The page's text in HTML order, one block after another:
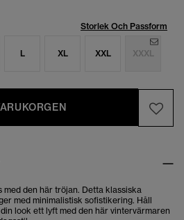
Storlek Och Passform
L XL XXL XXXL
den här tröjan. Detta klassiska
med minimalistisk sofistikering. Håll
look ett lyft med den här vintervärmaren